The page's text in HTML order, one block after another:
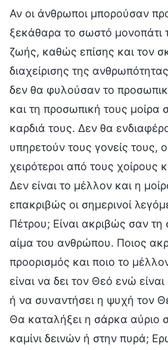
Αν οι άνθρωποι μπορούσαν
ξεκάθαρα το σωστό μονοπάτι
ζωής, καθώς επίσης και τον
διαχείρισης της
δεν θα φυλούσαν το
και τη προσωπική τους μοίρα
καρδιά τους. Δεν θα
υπηρετούν τους γονείς τους,
χειρότεροι από τους χοίρους
Δεν είναι το μέλλον και η
επακριβώς οι σημερινοί
Πέτρου; Είναι ακριβώς σαν τη
αίμα του ανθρώπου. Ποιος
προορισμός και ποιο το
είναι να δει τον Θεό ενώ
ή να συναντήσει η ψυχή τον
Θα καταλήξει η σάρκα αύριο
καμίνι δεινών ή στην πυρά;